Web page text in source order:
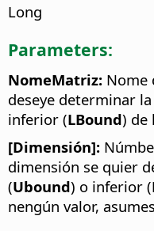
Long
Parameters:
NomeMatriz: Nome
deseye determinar
inferior (LBound) de
[Dimensión]:
dimensión se quier
(Ubound) o inferior (
nengún valor,